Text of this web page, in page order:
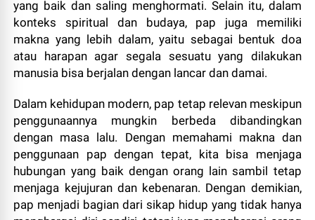
yang baik dan saling menghormati. Selain itu, dalam
konteks spiritual dan budaya, pap juga memiliki
makna yang lebih dalam, yaitu sebagai bentuk doa
atau harapan agar segala sesuatu yang dilakukan
manusia bisa berjalan dengan lancar dan damai.
Dalam kehidupan modern, pap tetap relevan meskipun
penggunaannya mungkin berbeda dibandingkan
dengan masa lalu. Dengan memahami makna dan
penggunaan pap dengan tepat, kita bisa menjaga
hubungan yang baik dengan orang lain sambil tetap
menjaga kejujuran dan kebenaran. Dengan demikian,
pap menjadi bagian dari sikap hidup yang tidak hanya